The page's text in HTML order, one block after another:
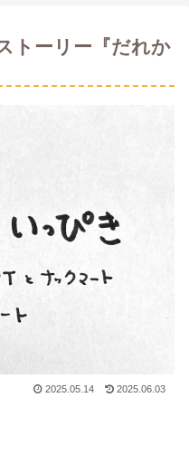
トーリー『だれか
2025.05.14 2025.06.03